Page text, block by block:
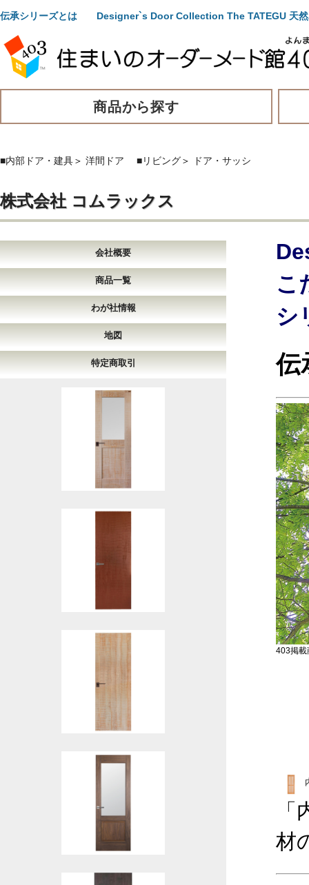
伝承シリーズとは Designer`s Door Collection The TATEGU 天然
商品から探す
■内部ドア・建具＞ 洋間ドア ■リビング＞ ドア・サッシ
株式会社 コムラックス
会社概要
商品一覧
わが社情報
地図
特定商取引
こ
シ
伝
403掲載
材